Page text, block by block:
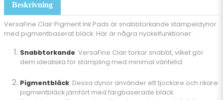
Beskrivning
VersaFine Clair Pigment Ink Pads är snabbtorkande stämpeldynor
med pigmentbaserat bläck. Här är några nyckelfunktioner:
Snabbtorkande: VersaFine Clair torkar snabbt, vilket gör
dem idealiska för stämpling med minimal väntetid.
Pigmentbläck: Dessa dynor använder ett tjockare och rikare
pigmentbläck jämfört med färgbaserade bläck.